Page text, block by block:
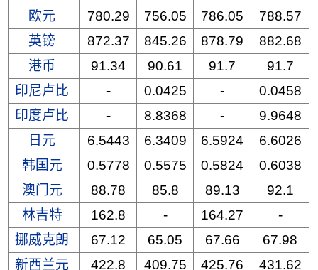
欧元
780.29 756.05 786.05
788.57
英镑
872.37 845.26 878.79
882.68
港币
91.34 90.61 91.7
91.7
印尼卢比
- 0.0425 -
0.0458
印度卢比
- 8.8368 -
9.9648
日元
6.5443 6.3409 6.5924
6.6026
韩国元
0.5778 0.5575 0.5824
0.6038
澳门元
88.78 85.8 89.13
92.1
林吉特
162.8 - 164.27
-
挪威克朗
67.12 65.05 67.66
67.98
新西兰元
422.8 409.75 425.76
431.62